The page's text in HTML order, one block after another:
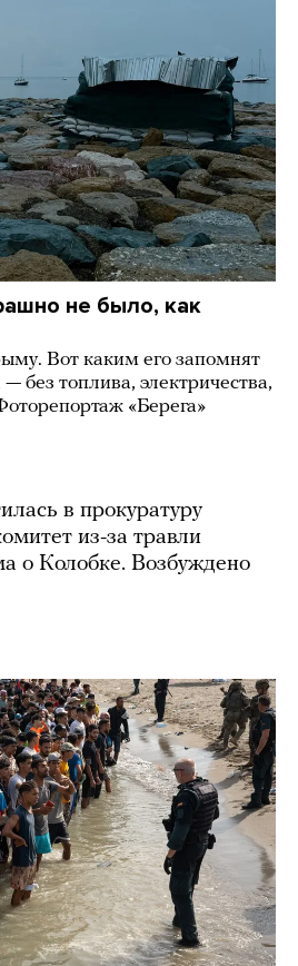
не было, как
Вот каким его запомнят
без топлива, электричества,
«Берега»
в прокуратуру
из-за травли
о Колобке. Возбуждено